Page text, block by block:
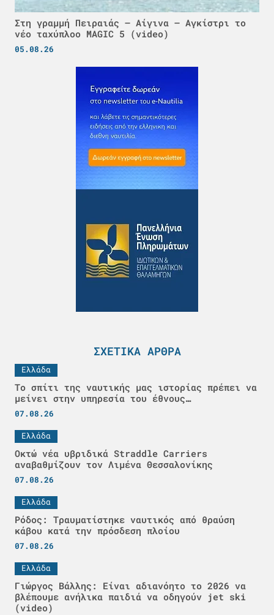
Στη γραμμή Πειραιάς – Αίγινα – Αγκίστρι το
νέο ταχύπλοο MAGIC 5 (video)
05.08.26
ΣΧΕΤΙΚΆ ΆΡΘΡΑ
Ελλάδα
Το σπίτι της ναυτικής μας ιστορίας πρέπει να
μείνει στην υπηρεσία του έθνους…
07.08.26
Ελλάδα
Οκτώ νέα υβριδικά Straddle Carriers
αναβαθμίζουν τον Λιμένα Θεσσαλονίκης
07.08.26
Ελλάδα
Ρόδος: Τραυματίστηκε ναυτικός από θραύση
κάβου κατά την πρόσδεση πλοίου
07.08.26
Ελλάδα
Γιώργος Βάλλης: Είναι αδιανόητο το 2026 να
βλέπουμε ανήλικα παιδιά να οδηγούν jet ski
(video)